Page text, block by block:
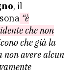
, il
“è
che non
che già la
non avere alcun